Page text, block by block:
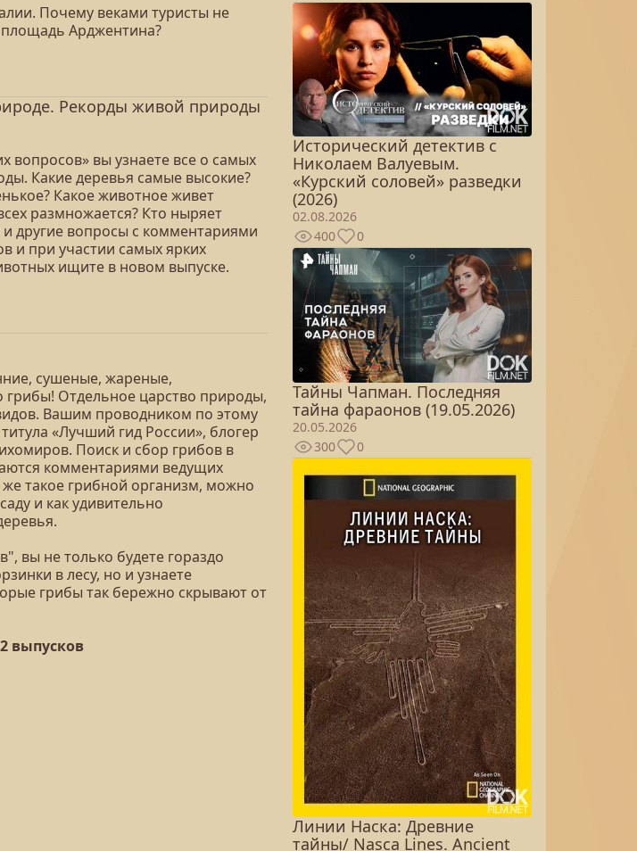
Почему веками туристы не
Арджентина?
Рекорды живой природы
вопросов» вы узнаете все о самых
Какие деревья самые высокие?
Какое животное живет
размножается? Кто ныряет
и другие вопросы с комментариями
и при участии самых ярких
ищите в новом выпуске.
сушеные, жареные,
грибы! Отдельное царство природы,
Вашим проводником по этому
«Лучший гид России», блогер
Поиск и сбор грибов в
комментариями ведущих
такое грибной организм, можно
и как удивительно
вы не только будете гораздо
в лесу, но и узнаете
грибы так бережно скрывают от
выпусков
Исторический детектив с
Николаем Валуевым.
«Курский соловей» разведки
(2026)
02.08.2026
400
0
Тайны Чапман. Последняя
тайна фараонов (19.05.2026)
20.05.2026
300
0
Линии Наска: Древние
тайны/ Nasca Lines. Ancient